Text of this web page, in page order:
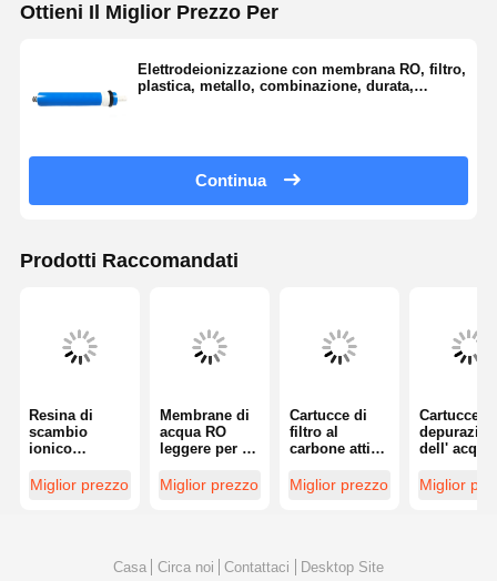
Ottieni Il Miglior Prezzo Per
Elettrodeionizzazione con membrana RO, filtro,
plastica, metallo, combinazione, durata,
Continua
Prodotti Raccomandati
Resina di
scambio
ionico
per la
produzione di
Miglior prezzo
Membrane di
acqua RO
leggere per la
ne
multifunzional
Miglior prezzo
Cartucce di
filtro al
carbone attivo
10 pollici o 20
pollici
Miglior prezzo
Cartucce
dell' acqua
efficaci per
Miglior
Casa Circa noi Contattaci Desktop Site